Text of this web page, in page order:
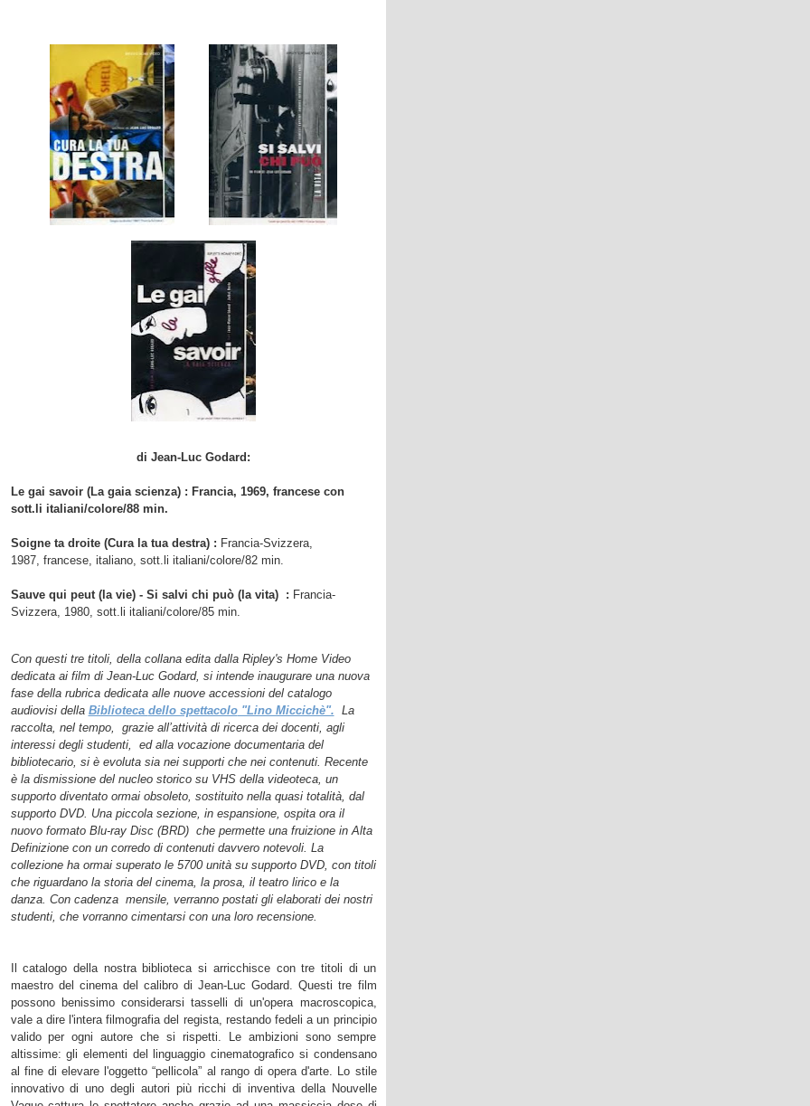
di Jean-Luc Godard:
Le gai savoir (La gaia scienza) : Francia, 1969, francese con
sott.li italiani/colore/88 min.
Soigne ta droite (Cura la tua destra) : Francia-Svizzera,
1987, francese, italiano, sott.li italiani/colore/82 min.
Sauve qui peut (la vie) - Si salvi chi può (la vita) : Francia-
Svizzera, 1980, sott.li italiani/colore/85 min.
Con questi tre titoli, della collana edita dalla Ripley's Home Video
dedicata ai film di Jean-Luc Godard, si intende inaugurare una nuova
fase della rubrica dedicata alle nuove accessioni del catalogo
audiovisi della Biblioteca dello spettacolo"Lino Miccichè". La
raccolta, nel tempo,
grazie all’attività di ricerca dei docenti, agli
interessi degli studenti,
ed alla vocazione documentaria del
bibliotecario, si è evoluta sia nei supporti che nei contenuti. Recente
è la dismissione del nucleo storico su VHS della videoteca, un
supporto diventato ormai obsoleto, sostituito nella quasi totalità, dal
supporto DVD. Una piccola sezione, in espansione, ospita ora il
nuovo formato Blu-ray Disc (BRD) che permette una fruizione in Alta
Definizione con un corredo di contenuti davvero notevoli. La
collezione ha ormai superato le 5700 unità su supporto DVD, con titoli
che riguardano la storia del cinema, la prosa, il teatro lirico e la
danza. Con cadenza mensile, verranno postati gli elaborati dei nostri
studenti, che vorranno cimentarsi con una loro recensione.
Il catalogo della nostra biblioteca si arricchisce con tre titoli di un
maestro del cinema del calibro di Jean-Luc Godard. Questi tre film
possono benissimo considerarsi tasselli di un'opera macroscopica,
vale a dire l'intera filmografia del regista, restando fedeli a un principio
valido per ogni autore che si rispetti. Le ambizioni sono sempre
altissime: gli elementi del linguaggio cinematografico si condensano
al fine di elevare l'oggetto “pellicola” al rango di opera d'arte. Lo stile
innovativo di uno degli autori più ricchi di inventiva della Nouvelle